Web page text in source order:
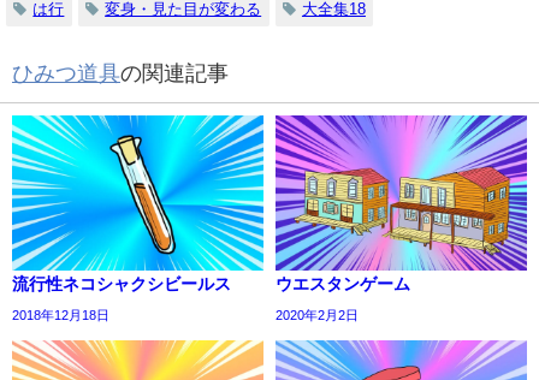
は行 変身・見た目が変わる 大全集18
ひみつ道具の関連記事
流行性ネコシャクシビールス
2018年12月18日
ウエスタンゲーム
2020年2月2日